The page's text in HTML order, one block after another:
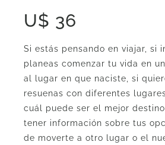
U$ 36
Si estás pensando en viajar, si
planeas comenzar tu vida en
al lugar en que naciste, si
resuenas con diferentes
cuál puede ser el mejor
tener información sobre tus
de moverte a otro lugar o el